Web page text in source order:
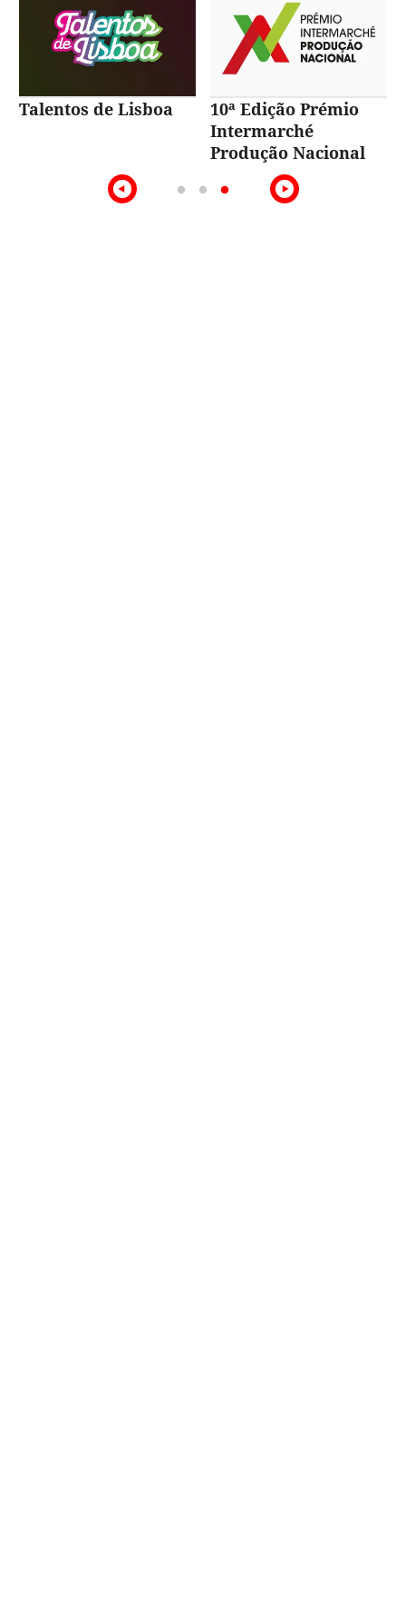
Talentos de Lisboa
10ª Edição Prémio
Intermarché
Produção Nacional